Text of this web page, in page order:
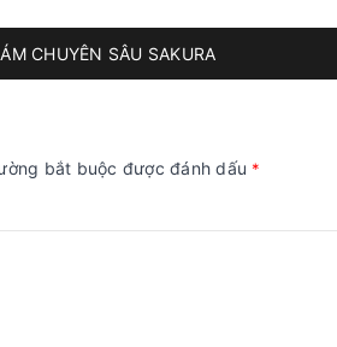
CHUYÊN SÂU SAKURA
bắt buộc được đánh dấu *